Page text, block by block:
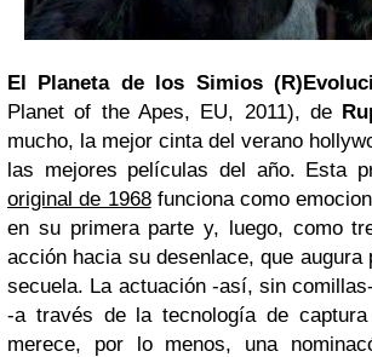
El Planeta de los Simios
Planet of the Apes, EU, 2011), de
mucho, la mejor cinta del verano
las mejores películas del año. Esta
original de 1968funciona como
en su primera parte y, luego, como
acción hacia su desenlace, que augura
secuela. La actuación -así, sin
-a través de la tecnología de captura
merece, por lo menos, una